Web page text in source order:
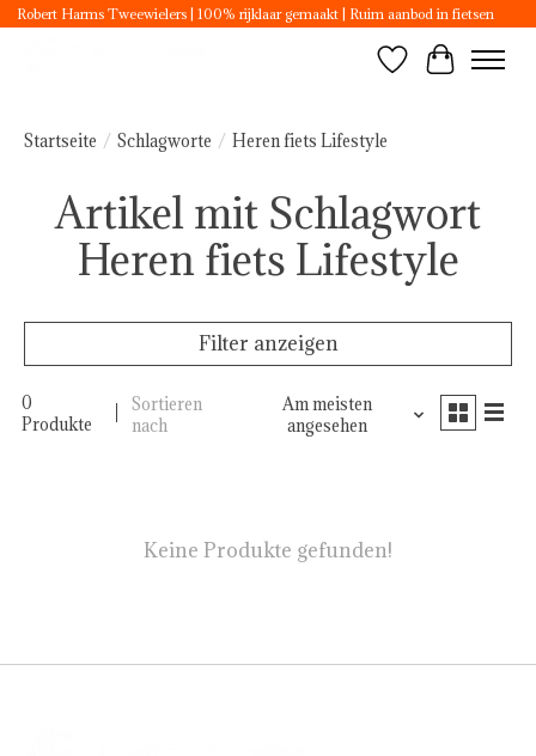
Robert Harms Tweewielers | 100% rijklaar gemaakt | Ruim aanbod in fietsen
Wunschzettel
Ihr
Startseite / Schlagworte / Heren fiets Lifestyle
Artikel mit Schlagwort
Heren fiets Lifestyle
Filter anzeigen
0
Produkte
Sortieren
nach
Am meisten
angesehen
Keine Produkte gefunden!